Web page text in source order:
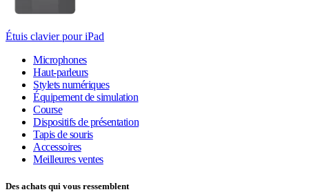
Étuis clavier pour iPad
Microphones
Haut-parleurs
Stylets numériques
Équipement de simulation
Course
Dispositifs de présentation
Tapis de souris
Accessoires
Meilleures ventes
Des achats qui vous ressemblent